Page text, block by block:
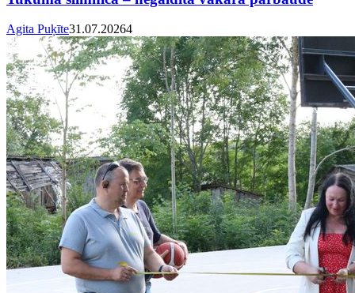
Agita Puķīte31.07.20264